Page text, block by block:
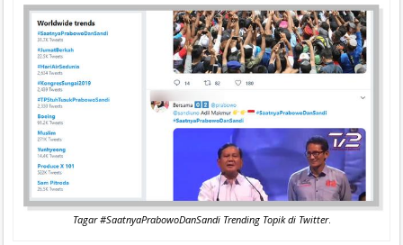
Tagar #SaatnyaPrabowoDanSandi Trending Topik di Twitter.